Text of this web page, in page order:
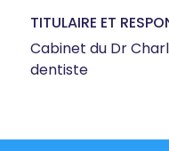
TITULAIRE ET
Cabinet du Dr
dentiste